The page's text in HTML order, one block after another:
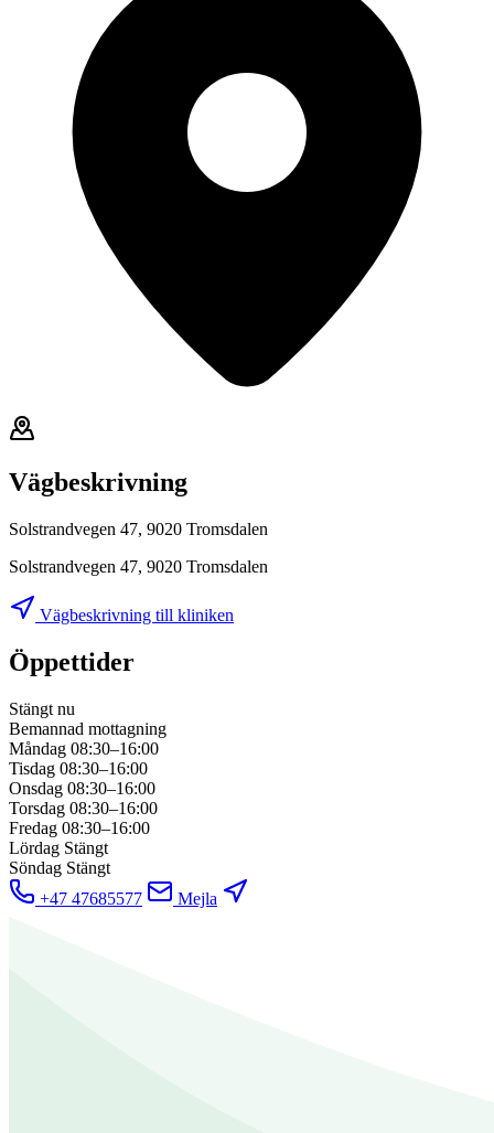
Vägbeskrivning
Solstrandvegen 47, 9020 Tromsdalen
Solstrandvegen 47, 9020 Tromsdalen
Vägbeskrivning till kliniken
Öppettider
Stängt nu
Bemannad mottagning
Måndag 08:30–16:00
Tisdag 08:30–16:00
Onsdag 08:30–16:00
Torsdag 08:30–16:00
Fredag 08:30–16:00
Lördag Stängt
Söndag Stängt
+47 47685577
Mejla